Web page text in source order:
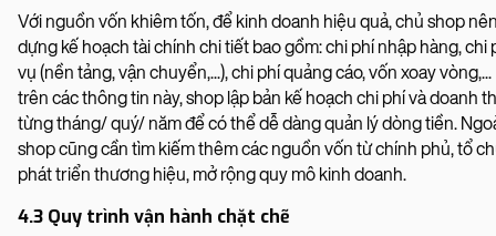
Với nguồn vốn khiêm tốn, để kinh doanh hiệu quả, chủ shop
dựng kế hoạch tài chính chi tiết bao gồm: chi phí nhập hàng, chi
vụ (nền tảng, vận chuyển,...), chi phí quảng cáo, vốn xoay vòng,...
trên các thông tin này, shop lập bản kế hoạch chi phí và doanh
từng tháng/ quý/ năm để có thể dễ dàng quản lý dòng tiền.
shop cũng cần tìm kiếm thêm các nguồn vốn từ chính phủ, tổ
phát triển thương hiệu, mở rộng quy mô kinh doanh.
4.3 Quy trình vận hành chặt chẽ